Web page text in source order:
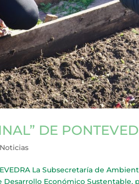
DE
Noticias
La Subsecretaría de
Económico Sustentable,